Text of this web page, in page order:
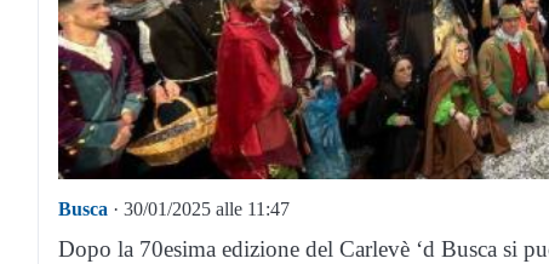
Busca · 30/01/2025 alle 11:47
Dopo la 70esima edizione del Carlevè ‘d Busca si